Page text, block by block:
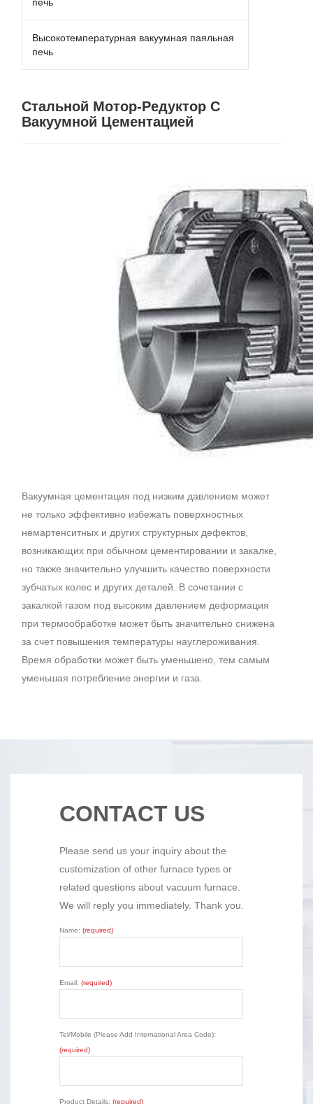
печь
Высокотемпературная вакуумная паяльная
печь
Стальной Мотор-Редуктор С
Вакуумной Цементацией
Вакуумная цементация под низким давлением может
не только эффективно избежать поверхностных
немартенситных и других структурных дефектов,
возникающих при обычном цементировании и закалке,
но также значительно улучшить качество поверхности
зубчатых колес и других деталей. В сочетании с
закалкой газом под высоким давлением деформация
при термообработке может быть значительно снижена
за счет повышения температуры науглероживания.
Время обработки может быть уменьшено, тем самым
уменьшая потребление энергии и газа.
CONTACT US
Please send us your inquiry about the
customization of other furnace types or
related questions about vacuum furnace.
We will reply you immediately. Thank you.
Name: (required)
Email: (required)
Tel/Mobile (Please Add International Area Code):
(required)
Product Details: (required)